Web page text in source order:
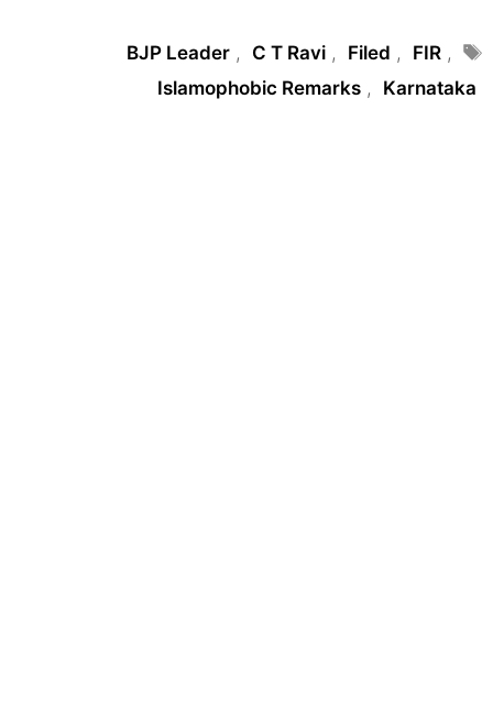
Tags
BJP Leader , C T Ravi , Filed , FIR ,
Islamophobic Remarks , Karnataka